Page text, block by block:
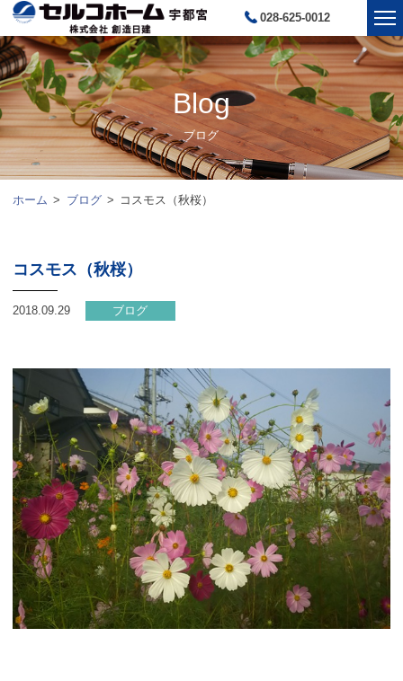
028-625-0012
Blog
ブログ
ホーム ブログ コスモス（秋桜）
コスモス（秋桜）
2018.09.29 ブログ